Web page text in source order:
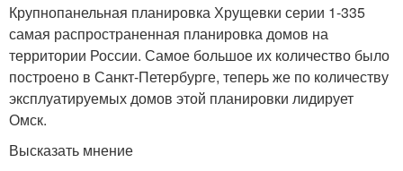
Крупнопанельная планировка Хрущевки серии 1-335
самая распространенная планировка домов на
территории России. Самое большое их количество было
построено в Санкт-Петербурге, теперь же по количеству
эксплуатируемых домов этой планировки лидирует
Омск.
Высказать мнение